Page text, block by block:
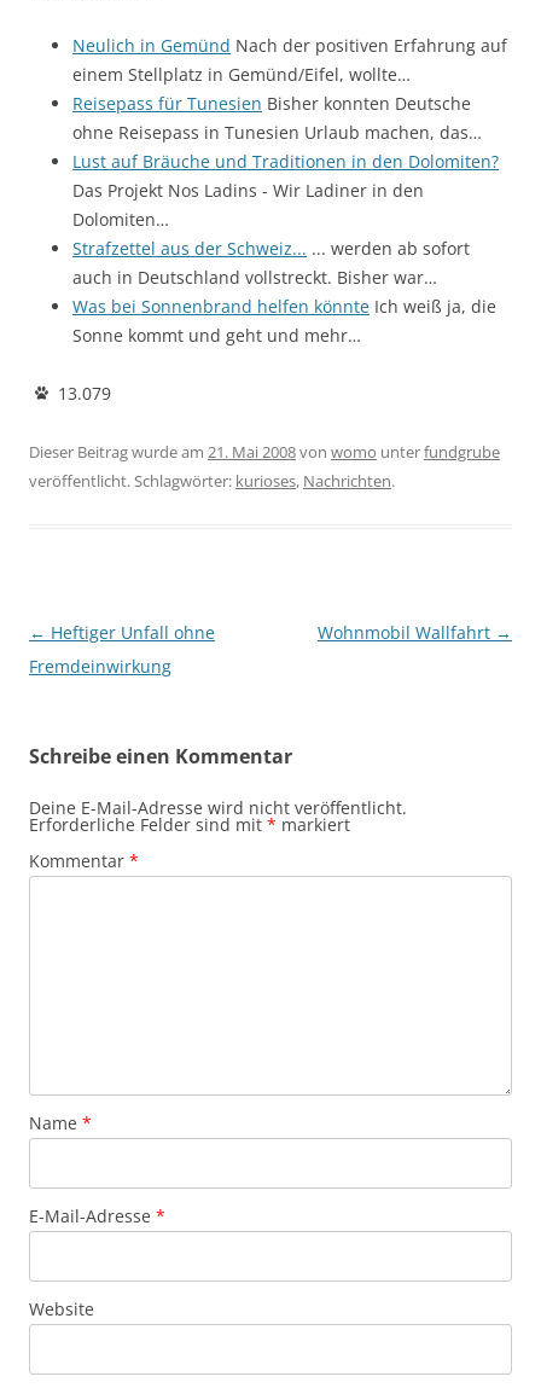
Neulich in Gemünd Nach der positiven Erfahrung auf
einem Stellplatz in Gemünd/Eifel, wollte…
Reisepass für Tunesien Bisher konnten Deutsche
ohne Reisepass in Tunesien Urlaub machen, das…
Lust auf Bräuche und Traditionen in den Dolomiten?
Das Projekt Nos Ladins - Wir Ladiner in den
Dolomiten…
Strafzettel aus der Schweiz... ... werden ab sofort
auch in Deutschland vollstreckt. Bisher war…
Was bei Sonnenbrand helfen könnte Ich weiß ja, die
Sonne kommt und geht und mehr…
13.079
Dieser Beitrag wurde am 21. Mai 2008von womo unterfundgrube
veröffentlicht. Schlagwörter: kurioses, Nachrichten.
Beitragsnavigation
← Heftiger Unfall ohne
Fremdeinwirkung
Wohnmobil Wallfahrt →
Schreibe einen Kommentar
Deine E-Mail-Adresse wird nicht veröffentlicht.
Erforderliche Felder sind mit * markiert
Kommentar *
Name *
E-Mail-Adresse *
Website